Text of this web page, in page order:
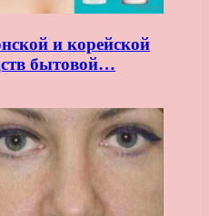
и корейской
бытовой…